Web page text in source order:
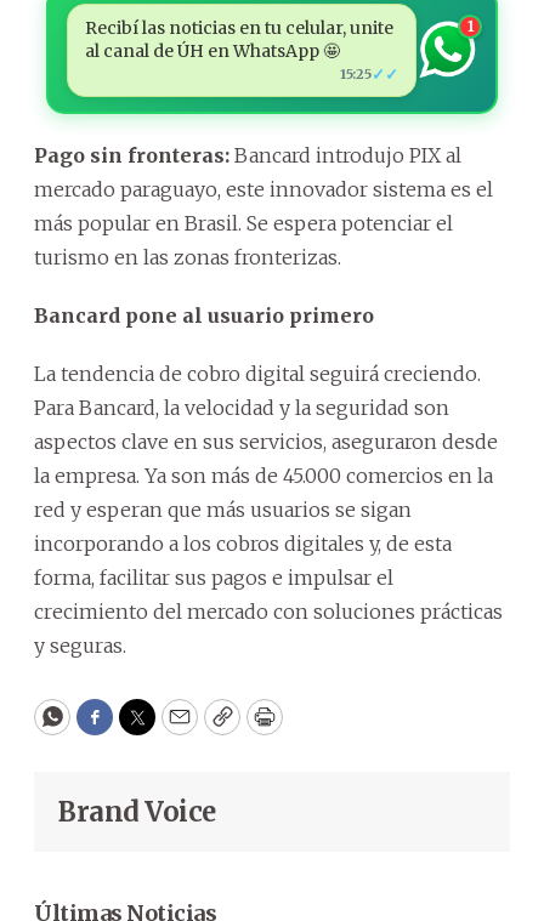
Recibí las noticias en tu celular, unite
al canal de ÚH en WhatsApp 🤩
15:25✓✓
1
Pago sin fronteras: Bancard introdujo PIX al
mercado paraguayo, este innovador sistema es el
más popular en Brasil. Se espera potenciar el
turismo en las zonas fronterizas.
Bancard pone al usuario primero
La tendencia de cobro digital seguirá creciendo.
Para Bancard, la velocidad y la seguridad son
aspectos clave en sus servicios, aseguraron desde
la empresa. Ya son más de 45.000 comercios en la
red y esperan que más usuarios se sigan
incorporando a los cobros digitales y, de esta
forma, facilitar sus pagos e impulsar el
crecimiento del mercado con soluciones prácticas
y seguras.
WhatsApp
Facebook
Twitter
EmailCopyPrint
Brand Voice
Últimas Noticias